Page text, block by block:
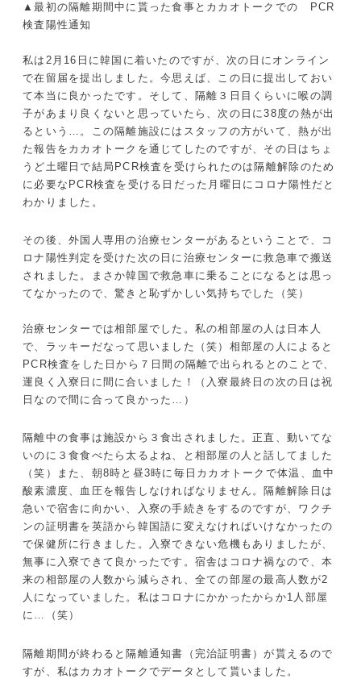
▲最初の隔離期間中に貰った食事とカカオトークでの PCR
検査陽性通知
私は2月16日に韓国に着いたのですが、次の日にオンライン
で在留届を提出しました。今思えば、この日に提出しておい
て本当に良かったです。そして、隔離３日目くらいに喉の調
子があまり良くないと思っていたら、次の日に38度の熱が出
るという…。この隔離施設にはスタッフの方がいて、熱が出
た報告をカカオトークを通じてしたのですが、その日はちょ
うど土曜日で結局PCR検査を受けられたのは隔離解除のため
に必要なPCR検査を受ける日だった月曜日にコロナ陽性だと
わかりました。
その後、外国人専用の治療センターがあるということで、コ
ロナ陽性判定を受けた次の日に治療センターに救急車で搬送
されました。まさか韓国で救急車に乗ることになるとは思っ
てなかったので、驚きと恥ずかしい気持ちでした（笑）
治療センターでは相部屋でした。私の相部屋の人は日本人
で、ラッキーだなって思いました（笑）相部屋の人によると
PCR検査をした日から７日間の隔離で出られるとのことで、
運良く入寮日に間に合いました！（入寮最終日の次の日は祝
日なので間に合って良かった…）
隔離中の食事は施設から３食出されました。正直、動いてな
いのに３食食べたら太るよね、と相部屋の人と話してました
（笑）また、朝8時と昼3時に毎日カカオトークで体温、血中
酸素濃度、血圧を報告しなければなりません。隔離解除日は
急いで宿舎に向かい、入寮の手続きをするのですが、ワクチ
ンの証明書を英語から韓国語に変えなければいけなかったの
で保健所に行きました。入寮できない危機もありましたが、
無事に入寮できて良かったです。宿舎はコロナ禍なので、本
来の相部屋の人数から減らされ、全ての部屋の最高人数が2
人になっていました。私はコロナにかかったからか1人部屋
に…（笑）
隔離期間が終わると隔離通知書（完治証明書）が貰えるので
すが、私はカカオトークでデータとして貰いました。